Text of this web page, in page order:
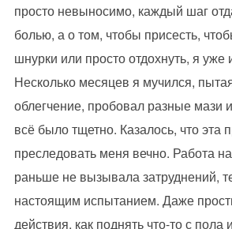
просто невыносимо, каждый шаг
болью, а о том, чтобы присесть,
шнурки или просто отдохнуть, я уже
Несколько месяцев я мучился,
облегчение, пробовал разные мази
всё было тщетно. Казалось, что эта
преследовать меня вечно. Работа
раньше не вызывала затруднений,
настоящим испытанием. Даже
действия, как поднять что-то с пола